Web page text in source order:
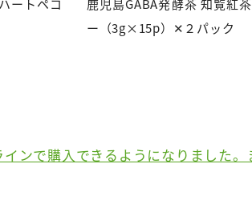
ートペコ
鹿児島GABA発酵茶 知覧紅
ー（3g×15p）✕２パック
ンで購入できるようになりました。